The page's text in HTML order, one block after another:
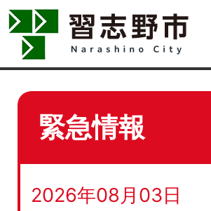
緊急情報
2026年08月03日